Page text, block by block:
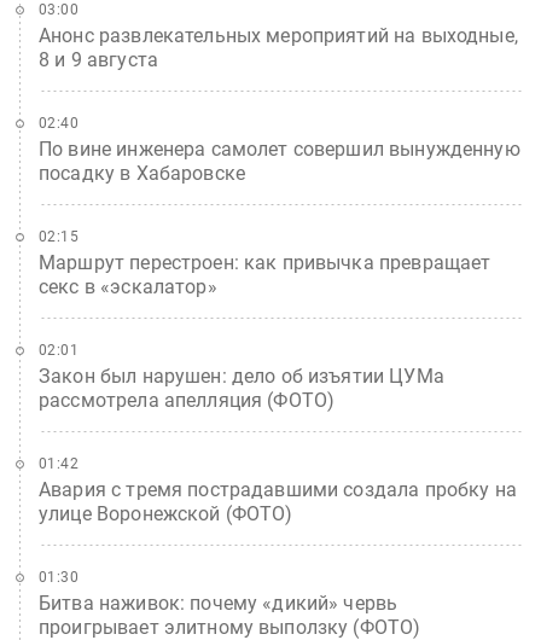
Анонс развлекательных мероприятий на выходные,
8 и 9 августа
03:00
По вине инженера самолет совершил вынужденную
посадку в Хабаровске
02:40
Маршрут перестроен: как привычка превращает
секс в «эскалатор»
02:15
Закон был нарушен: дело об изъятии ЦУМа
рассмотрела апелляция (ФОТО)
02:01
Авария с тремя пострадавшими создала пробку на
улице Воронежской (ФОТО)
01:42
Битва наживок: почему «дикий» червь
проигрывает элитному выползку (ФОТО)
01:30